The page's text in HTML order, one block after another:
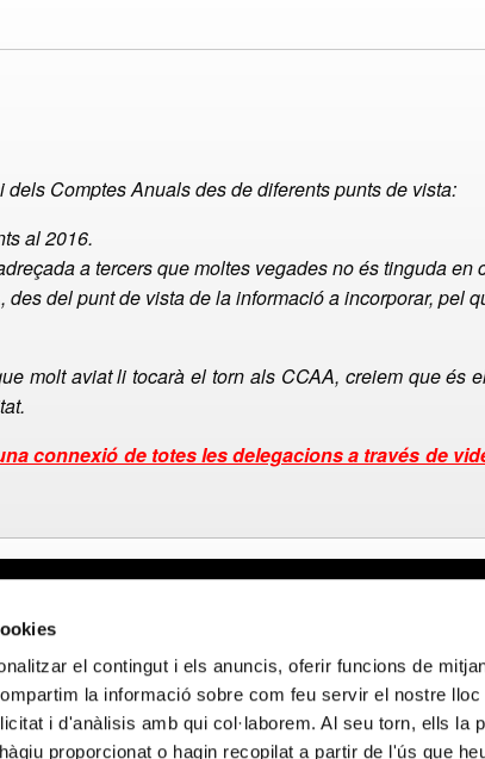
el contingut i els anuncis, oferir funcions de
la informació sobre com feu servir el nostre
i d'anàlisis amb qui col·laborem. Al seu torn, ells la
proporcionat o hagin recopilat a partir de l'ús que
Comptes Anuals des de diferents punts de vista:
al 2016.
a tercers que moltes vegades no és tinguda en
del punt de vista de la informació a incorporar, pel
molt aviat li tocarà el torn als CCAA, creiem que és
connexió de totes les delegacions a través de
privacidad
cookies
privacidad
sociales